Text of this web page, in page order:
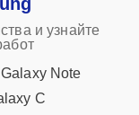
и узнайте
Galaxy Note
C